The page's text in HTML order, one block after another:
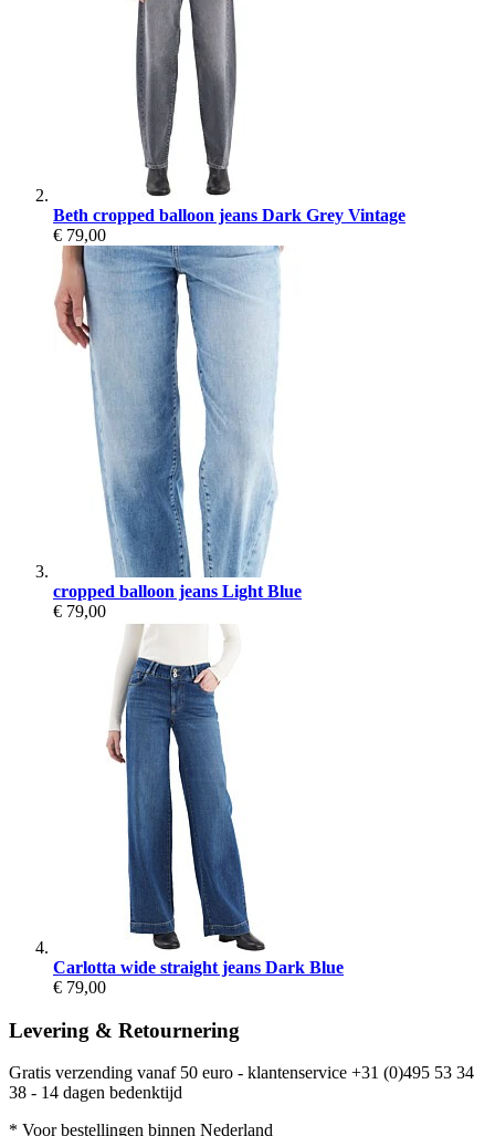
Beth cropped balloon jeans Dark Grey Vintage
€ 79,00
cropped balloon jeans Light Blue
€ 79,00
Carlotta wide straight jeans Dark Blue
€ 79,00
Levering & Retournering
Gratis verzending vanaf 50 euro - klantenservice +31 (0)495 53 34
38 - 14 dagen bedenktijd
* Voor bestellingen binnen Nederland